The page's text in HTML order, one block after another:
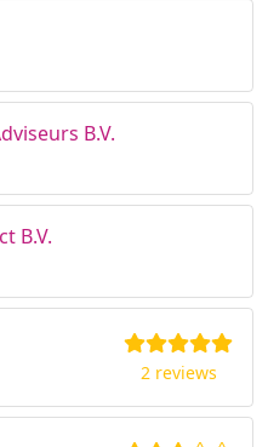
B.V.
B.V.
2 reviews